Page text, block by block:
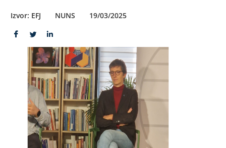
Izvor: EFJ NUNS 19/03/2025